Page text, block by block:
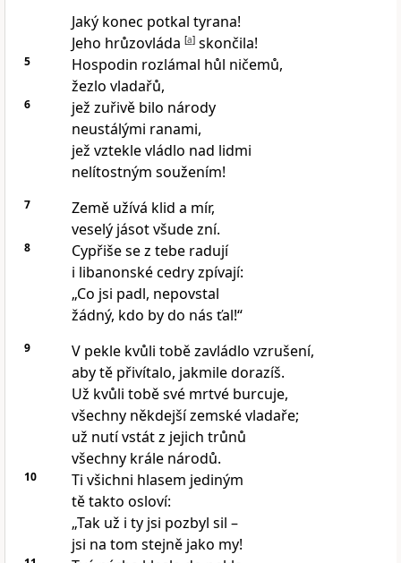
Jaký konec potkal tyrana!
Jeho hrůzovláda [a]skončila!
5
Hospodin rozlámal hůl ničemů,
žezlo vladařů,
6
jež zuřivě bilo národy
neustálými ranami,
jež vztekle vládlo nad lidmi
nelítostným soužením!
7
Země užívá klid a mír,
veselý jásot všude zní.
8
Cypřiše se z tebe radují
i libanonské cedry zpívají:
„Co jsi padl, nepovstal
žádný, kdo by do nás ťal!“
9
V pekle kvůli tobě zavládlo vzrušení,
aby tě přivítalo, jakmile dorazíš.
Už kvůli tobě své mrtvé burcuje,
všechny někdejší zemské vladaře;
už nutí vstát z jejich trůnů
všechny krále národů.
10
Ti všichni hlasem jediným
tě takto osloví:
„Tak už i ty jsi pozbyl sil –
jsi na tom stejně jako my!